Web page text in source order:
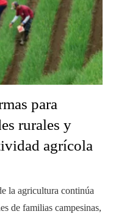
para
rurales y
agrícola
la agricultura continúa
de familias campesinas,